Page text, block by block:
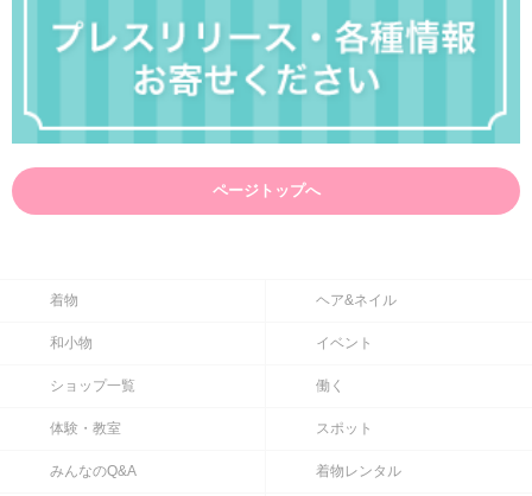
ページトップへ
着物 ヘア&ネイル
和小物 イベント
ショップ一覧 働く
体験・教室 スポット
みんなのQ&A 着物レンタル